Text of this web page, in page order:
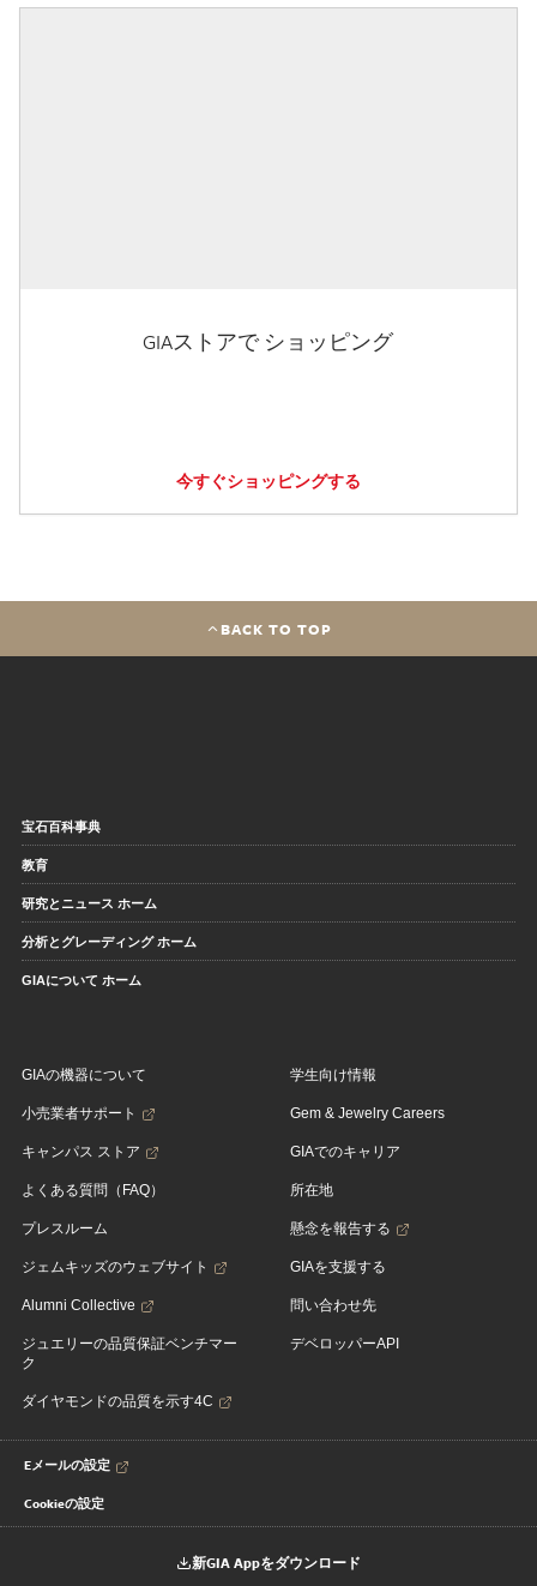
GIAストアで ショッピング
今すぐショッピングする
BACK TO TOP
宝石百科事典
教育
研究とニュース ホーム
分析とグレーディング ホーム
GIAについて ホーム
GIAの機器について
小売業者サポート
キャンパス ストア
よくある質問（FAQ）
プレスルーム
ジェムキッズのウェブサイト
Alumni Collective
ジュエリーの品質保証ベンチマー
ク
ダイヤモンドの品質を示す4C
学生向け情報
Gem & Jewelry Careers
GIAでのキャリア
所在地
懸念を報告する
GIAを支援する
問い合わせ先
デベロッパーAPI
Eメールの設定
Cookieの設定
新GIA Appをダウンロード